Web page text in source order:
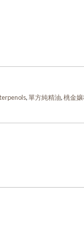
,單方純精油,桃金